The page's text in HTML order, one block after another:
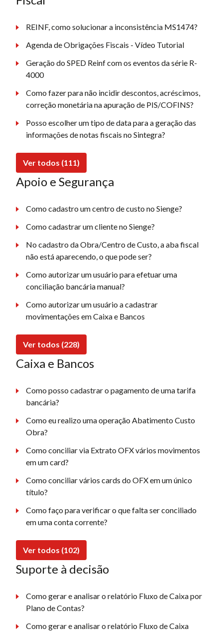
REINF, como solucionar a inconsistência MS1474?
Agenda de Obrigações Fiscais - Vídeo Tutorial
Geração do SPED Reinf com os eventos da série R-
4000
Como fazer para não incidir descontos, acréscimos,
correção monetária na apuração de PIS/COFINS?
Posso escolher um tipo de data para a geração das
informações de notas fiscais no Sintegra?
Ver todos (111)
Apoio e Segurança
Como cadastro um centro de custo no Sienge?
Como cadastrar um cliente no Sienge?
No cadastro da Obra/Centro de Custo, a aba fiscal
não está aparecendo, o que pode ser?
Como autorizar um usuário para efetuar uma
conciliação bancária manual?
Como autorizar um usuário a cadastrar
movimentações em Caixa e Bancos
Ver todos (228)
Caixa e Bancos
Como posso cadastrar o pagamento de uma tarifa
bancária?
Como eu realizo uma operação Abatimento Custo
Obra?
Como conciliar via Extrato OFX vários movimentos
em um card?
Como conciliar vários cards do OFX em um único
título?
Como faço para verificar o que falta ser conciliado
em uma conta corrente?
Ver todos (102)
Suporte à decisão
Como gerar e analisar o relatório Fluxo de Caixa por
Plano de Contas?
Como gerar e analisar o relatório Fluxo de Caixa